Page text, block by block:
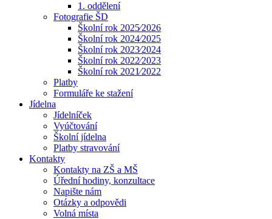
1. oddělení
Fotografie ŠD
Školní rok 2025⁄2026
Školní rok 2024⁄2025
Školní rok 2023⁄2024
Školní rok 2022⁄2023
Školní rok 2021⁄2022
Platby
Formuláře ke stažení
Jídelna
Jídelníček
Vyúčtování
Školní jídelna
Platby stravování
Kontakty
Kontakty na ZŠ a MŠ
Úřední hodiny, konzultace
Napište nám
Otázky a odpovědi
Volná místa